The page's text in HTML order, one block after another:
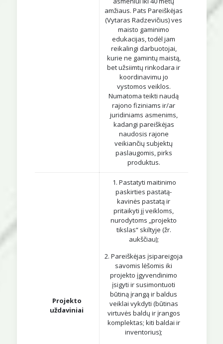
amžiaus. Pats Pareiškėjas
(Vytaras Radzevičius) ves
maisto gaminimo
edukacijas, todėl jam
reikalingi darbuotojai,
kurie ne gamintų maistą,
bet užsiimtų rinkodara ir
koordinavimu jo
vystomos veiklos.
Numatoma teikti naudą
rajono fiziniams ir/ar
juridiniams asmenims,
kadangi pareiškėjas
naudosis rajone
veikiančių subjektų
paslaugomis, pirks
produktus.
Projekto
uždaviniai
1. Pastatyti maitinimo
paskirties pastatą-
kavinės pastatą ir
pritaikyti jį veikloms,
nurodytoms „projekto
tikslas“ skiltyje (žr.
aukščiau);
2. Pareiškėjas įsipareigoja
savomis lėšomis iki
projekto įgyvendinimo
įsigyti ir susimontuoti
būtiną įrangą ir baldus
veiklai vykdyti (būtinas
virtuvės baldų ir įrangos
komplektas; kiti baldai ir
inventorius);